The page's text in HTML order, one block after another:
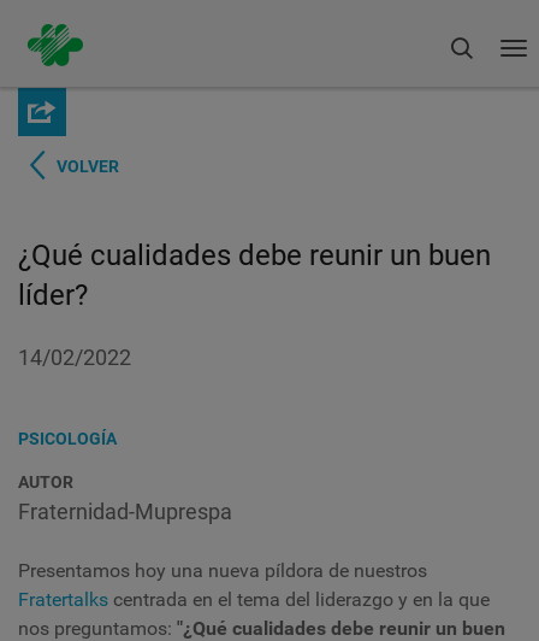
Pasar
contenido
principal
Buscar
VOLVER
¿Qué cualidades debe reunir un buen
líder?
14/02/2022
PSICOLOGÍA
AUTOR
Fraternidad-Muprespa
Presentamos hoy una nueva píldora de nuestros
Fratertalks centrada en el tema del liderazgo y en la que
nos preguntamos: "¿Qué cualidades debe reunir un buen